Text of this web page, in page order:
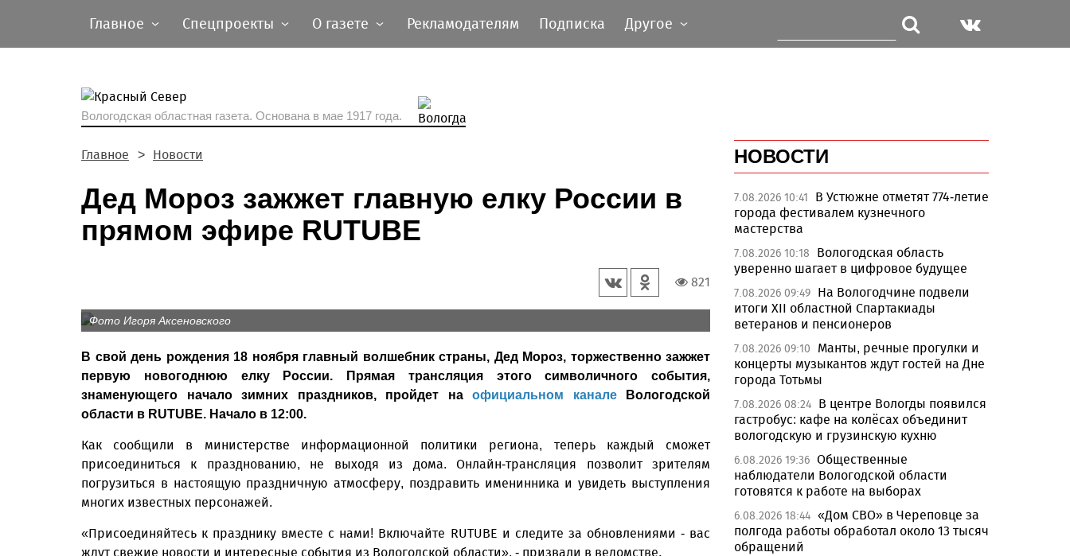
Главное Спецпроекты О газете Рекламодателям Подписка Другое
Вологодская областная газета. Основана в мае 1917 года.
Главное Новости
Дед Мороз зажжет главную елку России в
прямом эфире RUTUBE
821
Фото Игоря Аксеновского
В свой день рождения 18 ноября главный волшебник страны, Дед Мороз, торжественно зажжет
первую новогоднюю елку России. Прямая трансляция этого символичного события,
знаменующего начало зимних праздников, пройдет на официальном каналеВологодской
области в RUTUBE. Начало в 12:00.
Как сообщили в министерстве информационной политики региона, теперь каждый сможет
присоединиться к празднованию, не выходя из дома. Онлайн-трансляция позволит зрителям
погрузиться в настоящую праздничную атмосферу, поздравить именинника и увидеть выступления
многих известных персонажей.
«Присоединяйтесь к празднику вместе с нами! Включайте RUTUBE и следите за обновлениями - вас
ждут свежие новости и интересные события из Вологодской области», - призвали в ведомстве.
НОВОСТИ
7.08.2026 10:41
В Устюжне отметят 774-летие
города фестивалем кузнечного
мастерства
7.08.2026 10:18
Вологодская область
уверенно шагает в цифровое будущее
7.08.2026 09:49 На Вологодчине подвели
итоги XII областной Спартакиады
ветеранов и пенсионеров
7.08.2026 09:10
Манты, речные прогулки и
концерты музыкантов ждут гостей на Дне
города Тотьмы
7.08.2026 08:24 В центре Вологды появился
гастробус: кафе на колёсах объединит
вологодскую и грузинскую кухню
6.08.2026 19:36 Общественные
наблюдатели Вологодской области
готовятся к работе на выборах
6.08.2026 18:44 «Дом СВО» в Череповце за
полгода работы обработал около 13 тысяч
обращений